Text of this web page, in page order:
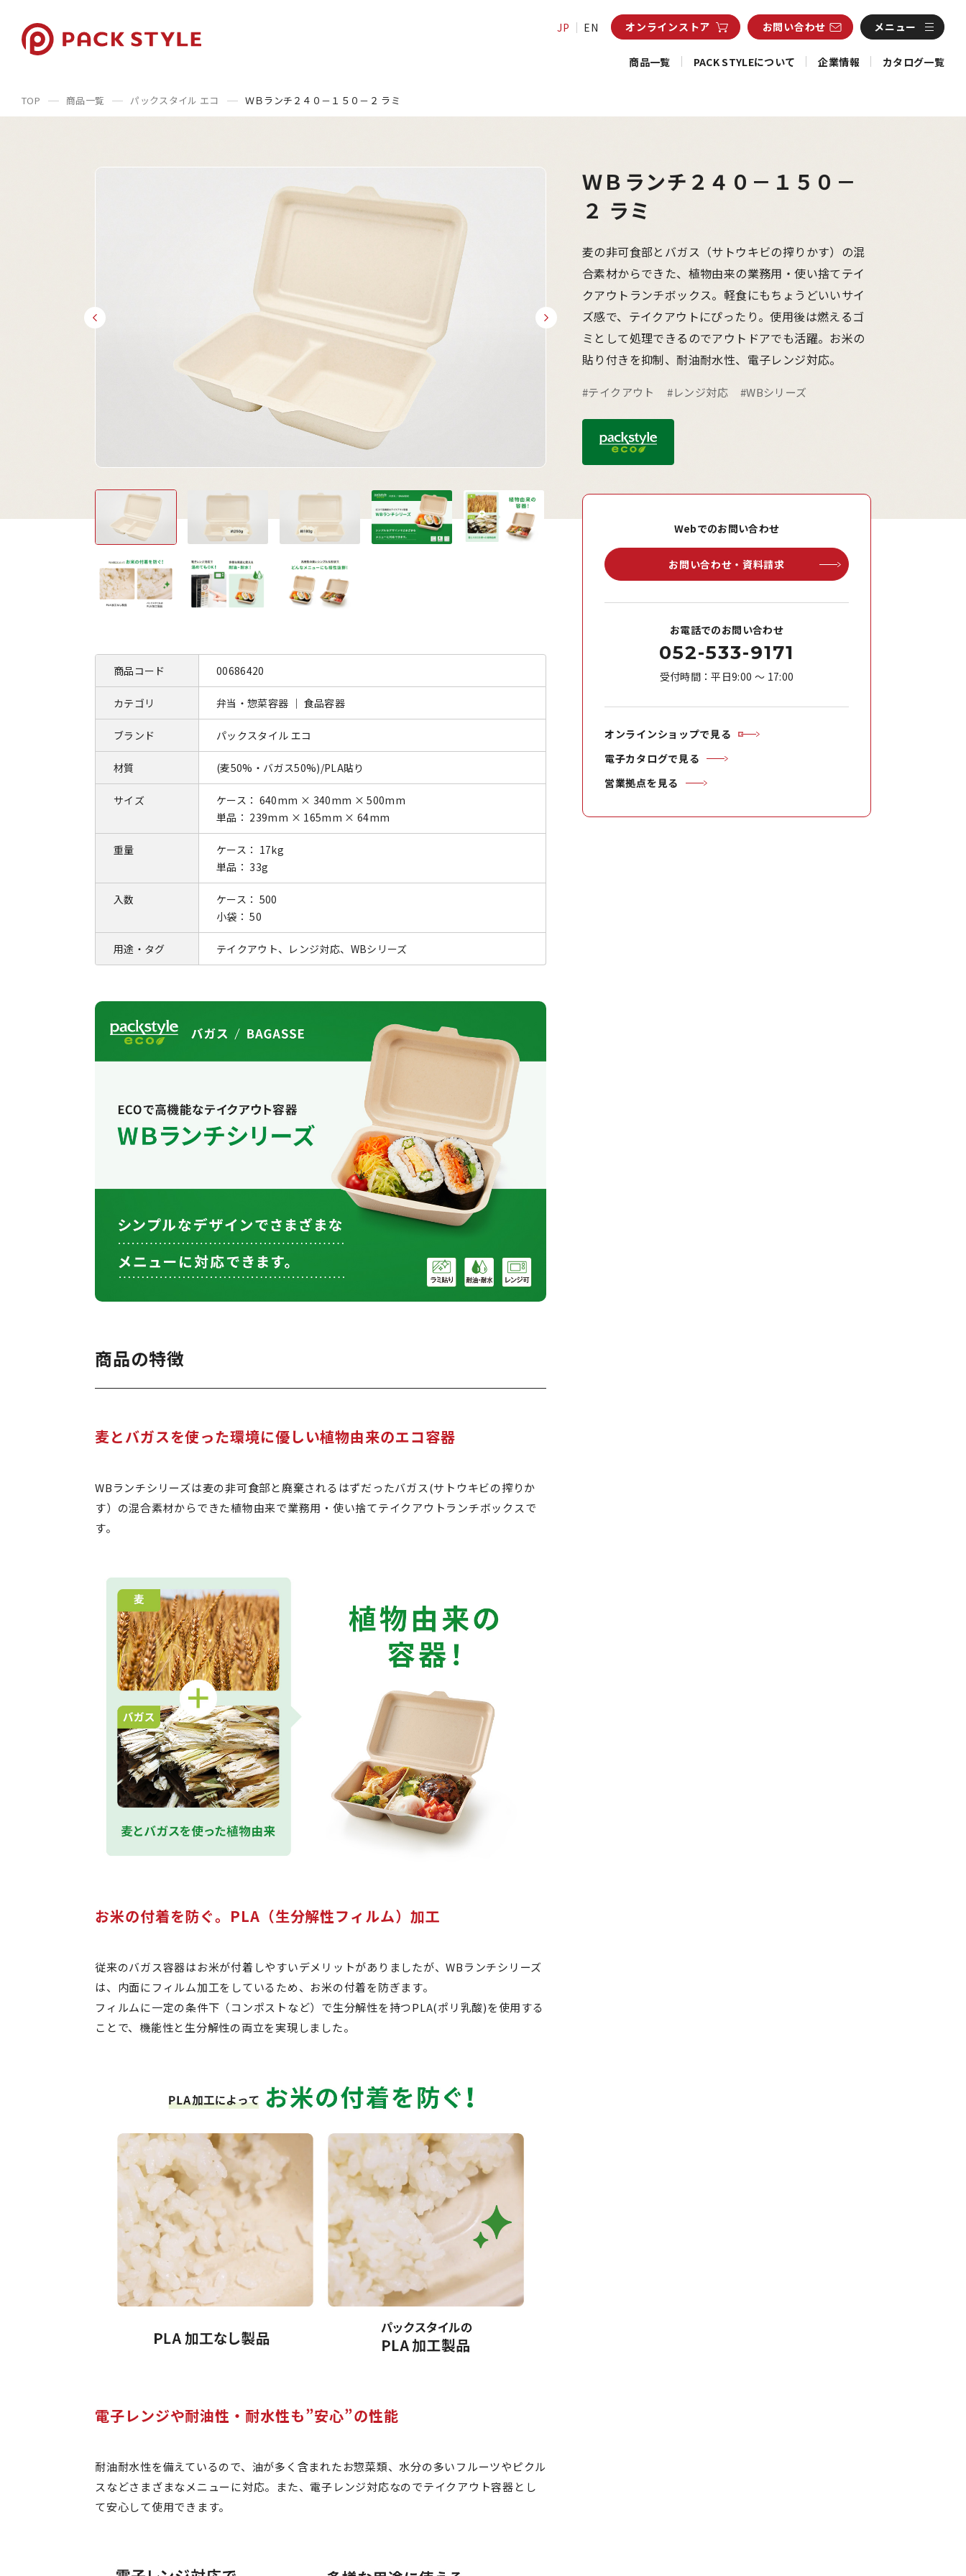
JP EN オンラインストア お問い合わせ メニュー
商品一覧 PACK STYLEについて 企業情報 カタログ一覧
TOP 商品一覧 パックスタイル エコ ＷＢランチ２４０－１５０－２ ラミ
商品コード 00686420
カテゴリ 弁当・惣菜容器 ｜ 食品容器
ブランド パックスタイル エコ
材質 (麦50%・バガス50%)/PLA貼り
サイズ
ケース： 640mm × 340mm × 500mm
単品： 239mm × 165mm × 64mm
重量
ケース： 17kg
単品： 33g
入数
ケース： 500
小袋： 50
用途・タグ テイクアウト、レンジ対応、WBシリーズ
商品の特徴
麦とバガスを使った環境に優しい植物由来のエコ容器
WBランチシリーズは麦の非可食部と廃棄されるはずだったバガス(サトウキビの搾りか
す）の混合素材からできた植物由来で業務用・使い捨てテイクアウトランチボックスで
す。
お米の付着を防ぐ。PLA（生分解性フィルム）加工
従来のバガス容器はお米が付着しやすいデメリットがありましたが、WBランチシリーズ
は、内面にフィルム加工をしているため、お米の付着を防ぎます。
フィルムに一定の条件下（コンポストなど）で生分解性を持つPLA(ポリ乳酸)を使用する
ことで、機能性と生分解性の両立を実現しました。
電子レンジや耐油性・耐水性も”安心”の性能
耐油耐水性を備えているので、油が多く含まれたお惣菜類、水分の多いフルーツやピクル
スなどさまざまなメニューに対応。また、電子レンジ対応なのでテイクアウト容器とし
て安心して使用できます。
ＷＢランチ２４０－１５０－
２ ラミ
麦の非可食部とバガス（サトウキビの搾りかす）の混
合素材からできた、植物由来の業務用・使い捨てテイ
クアウトランチボックス。軽食にもちょうどいいサイ
ズ感で、テイクアウトにぴったり。使用後は燃えるゴ
ミとして処理できるのでアウトドアでも活躍。お米の
貼り付きを抑制、耐油耐水性、電子レンジ対応。
#テイクアウト #レンジ対応 #WBシリーズ
Webでのお問い合わせ
お問い合わせ・資料請求
お電話でのお問い合わせ
052-533-9171
受付時間：平日9:00 ～ 17:00
オンラインショップで見る
電子カタログで見る
営業拠点を見る